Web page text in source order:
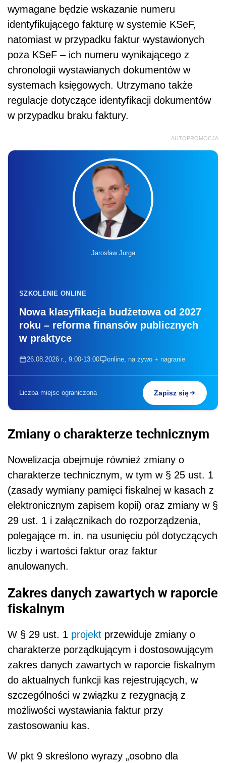
wymagane będzie wskazanie numeru
identyfikującego fakturę w systemie KSeF,
natomiast w przypadku faktur wystawionych
poza KSeF – ich numeru wynikającego z
chronologii wystawianych dokumentów w
systemach księgowych. Utrzymano także
regulacje dotyczące identyfikacji dokumentów
w przypadku braku faktury.
AUTOPROMOCJA
Jarosław Jurga
SZKOLENIE ONLINE
Nowa klasyfikacja budżetowa od 2027
roku – reforma finansów publicznych
w praktyce
26.08.2026 r., 9:00-13:00 online, na żywo + nagranie
Liczba miejsc ograniczona Zapisz się
Zmiany o charakterze technicznym
Nowelizacja obejmuje również zmiany o
charakterze technicznym, w tym w § 25 ust. 1
(zasady wymiany pamięci fiskalnej w kasach z
elektronicznym zapisem kopii) oraz zmiany w §
29 ust. 1 i załącznikach do rozporządzenia,
polegające m. in. na usunięciu pól dotyczących
liczby i wartości faktur oraz faktur
anulowanych.
Zakres danych zawartych w raporcie
fiskalnym
W § 29 ust. 1 projekt przewiduje zmiany o
charakterze porządkującym i dostosowującym
zakres danych zawartych w raporcie fiskalnym
do aktualnych funkcji kas rejestrujących, w
szczególności w związku z rezygnacją z
możliwości wystawiania faktur przy
zastosowaniu kas.
W pkt 9 skreślono wyrazy „osobno dla